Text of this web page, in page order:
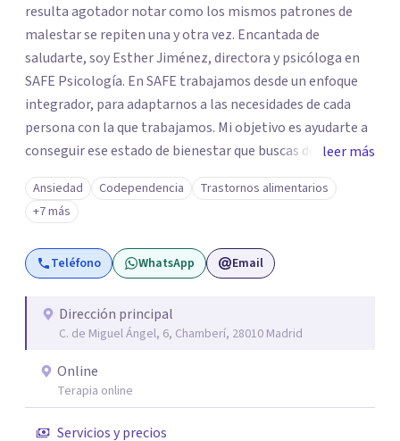
resulta agotador notar como los mismos patrones de
malestar se repiten una y otra vez. Encantada de
saludarte, soy Esther Jiménez, directora y psicóloga en
SAFE Psicología. En SAFE trabajamos desde un enfoque
integrador, para adaptarnos a las necesidades de cada
persona con la que trabajamos. Mi objetivo es ayudarte a
conseguir ese estado de bienestar que buscas de una
manera eficaz y que funcione para ti. Podemos ayudarte
tanto si buscas terapia individual como en pareja,
acompañándote en tu proceso de cambio de forma
presencial u online.
leer más
Ansiedad Codependencia
Trastornos alimentarios
+7 más
Teléfono WhatsApp Email
Dirección principal
C. de Miguel Ángel, 6, Chamberí, 28010 Madrid
Online
Terapia online
Servicios y precios